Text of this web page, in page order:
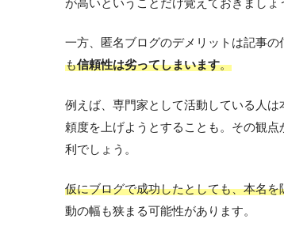
一方、匿名ブログのデメリットは記事の
も信頼性は劣ってしまいます。
例えば、専門家として活動している人
頼度を上げようとすることも。その観
利でしょう。
仮にブログで成功したとしても、本名を
動の幅も狭まる可能性があります。